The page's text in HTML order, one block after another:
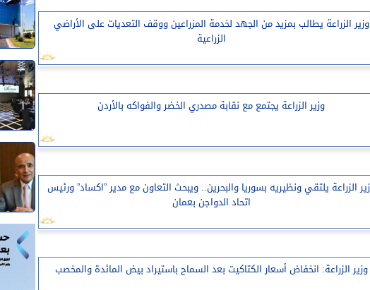
وزير الزراعة يطالب بمزيد من الجهد لخدمة المزراعين ووقف التعديات على الأراضي
الزراعية
وزير الزراعة يجتمع مع نقابة مصدري الخضر والفواكه بالأردن
الزراعة يلتقي ونظيريه بسوريا والبحرين.. ويبحث التعاون مع مدير ”اكساد” ورئيس
اتحاد الدواجن بعمان
وزير الزراعة: انخفاض أسعار الكتاكيت بعد السماح باستيراد بيض المائدة والمخصب